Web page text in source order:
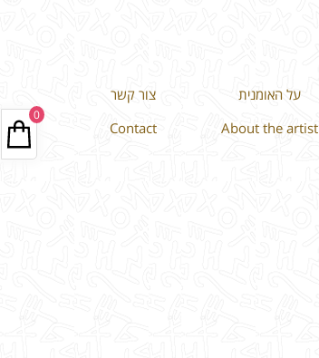
על האומנית
צור קשר
About the artist
Contact
0